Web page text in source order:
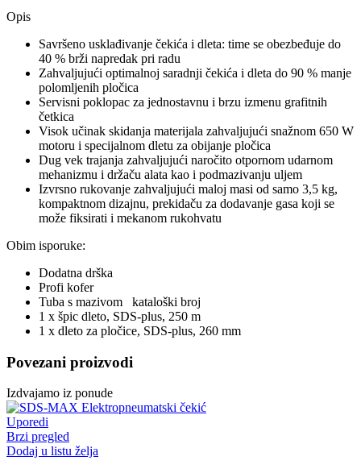
Opis
Savršeno usklađivanje čekića i dleta: time se obezbeđuje do
40 % brži napredak pri radu
Zahvaljujući optimalnoj saradnji čekića i dleta do 90 % manje
polomljenih pločica
Servisni poklopac za jednostavnu i brzu izmenu grafitnih
četkica
Visok učinak skidanja materijala zahvaljujući snažnom 650 W
motoru i specijalnom dletu za obijanje pločica
Dug vek trajanja zahvaljujući naročito otpornom udarnom
mehanizmu i držaču alata kao i podmazivanju uljem
Izvrsno rukovanje zahvaljujući maloj masi od samo 3,5 kg,
kompaktnom dizajnu, prekidaču za dodavanje gasa koji se
može fiksirati i mekanom rukohvatu
Obim isporuke:
Dodatna drška
Profi kofer
Tuba s mazivom kataloški broj
1 x špic dleto, SDS-plus, 250 m
1 x dleto za pločice, SDS-plus, 260 mm
Povezani proizvodi
Izdvajamo iz ponude
Uporedi
Brzi pregled
Dodaj u listu želja